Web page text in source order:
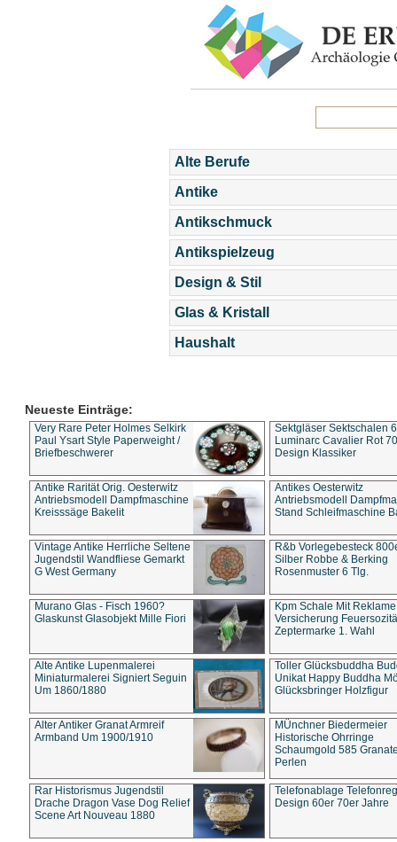
Alte Berufe
Antike
Antikschmuck
Antikspielzeug
Design & Stil
Glas & Kristall
Haushalt
Neueste Einträge:
Very Rare Peter Holmes Selkirk
Paul Ysart Style Paperweight /
Briefbeschwerer
Sektgläser Sektschalen
Luminarc Cavalier Rot
Design Klassiker
Antike Rarität Orig. Oesterwitz
Antriebsmodell Dampfmaschine
Kreisssäge Bakelit
Antikes Oesterwitz
Antriebsmodell
Stand Schleifmaschine
Vintage Antike Herrliche Seltene
Jugendstil Wandfliese Gemarkt
G West Germany
R&b Vorlegebesteck
Silber Robbe & Berking
Rosenmuster 6 Tlg.
Murano Glas - Fisch 1960?
Glaskunst Glasobjekt Mille Fiori
Kpm Schale Mit Reklame
Versicherung
Zeptermarke 1. Wahl
Alte Antike Lupenmalerei
Miniaturmalerei Signiert Seguin
Um 1860/1880
Toller Glücksbuddha
Unikat Happy Buddha
Glücksbringer Holzfigur
Alter Antiker Granat Armreif
Armband Um 1900/1910
MÜnchner Biedermeier
Historische Ohrringe
Schaumgold 585
Perlen
Rar Historismus Jugendstil
Drache Dragon Vase Dog Relief
Scene Art Nouveau 1880
Telefonablage
Design 60er 70er Jahre